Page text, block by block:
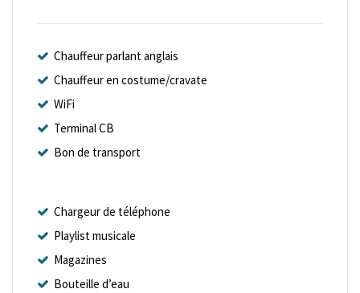
Chauffeur parlant anglais
Chauffeur en costume/cravate
WiFi
Terminal CB
Bon de transport
Chargeur de téléphone
Playlist musicale
Magazines
Bouteille d’eau